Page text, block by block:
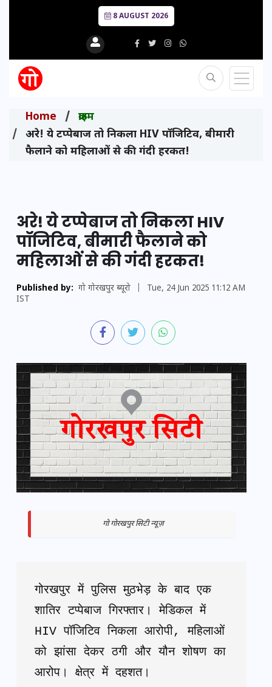
8 AUGUST 2026
Home
क्राइम
अरे! ये टप्पेबाज तो निकला HIV पॉजिटिव, बीमारी
फैलाने को महिलाओं से की गंदी हरकत!
अरे! ये टप्पेबाज तो निकला HIV
पॉजिटिव, बीमारी फैलाने को
महिलाओं से की गंदी हरकत!
Published by: गो गोरखपुर ब्यूरो
Tue, 24 Jun 2025 11:12 AM
IST
गो गोरखपुर सिटी न्यूज़
गोरखपुर में पुलिस मुठभेड़ के बाद एक
शातिर टप्पेबाज गिरफ्तार। मेडिकल में
HIV पॉजिटिव निकला आरोपी, महिलाओं
को झांसा देकर ठगी और यौन शोषण का
आरोप। क्षेत्र में दहशत।